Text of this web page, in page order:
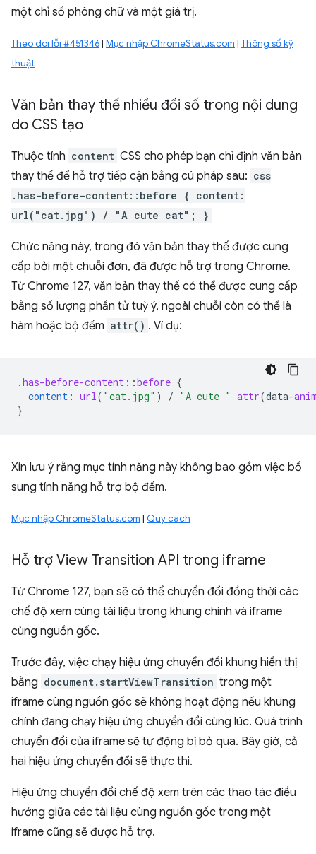
một chỉ số phông chữ và một giá trị.
Theo dõi lỗi #451346| Mục nhập ChromeStatus.com | Thông số kỹ
thuật
Văn bản thay thế nhiều đối số trong nội dung
do CSS tạo
Thuộc tính content CSS cho phép bạn chỉ định văn bản
thay thế để hỗ trợ tiếp cận bằng cú pháp sau: css
.has-before-content::before { content:
url("cat.jpg") / "A cute cat"; }
Chức năng này, trong đó văn bản thay thế được cung
cấp bởi một chuỗi đơn, đã được hỗ trợ trong Chrome.
Từ Chrome 127, văn bản thay thế có thể được cung cấp
bằng số lượng phần tử tuỳ ý, ngoài chuỗi còn có thể là
hàm hoặc bộ đếm attr() . Ví dụ:
.has-before-content ::before {
content : url( "cat.jpg" ) / "A cute " attr(data-
}
Xin lưu ý rằng mục tính năng này không bao gồm việc bổ
sung tính năng hỗ trợ bộ đếm.
Mục nhập ChromeStatus.com | Quy cách
Hỗ trợ View Transition API trong iframe
Từ Chrome 127, bạn sẽ có thể chuyển đổi đồng thời các
chế độ xem cùng tài liệu trong khung chính và iframe
cùng nguồn gốc.
Trước đây, việc chạy hiệu ứng chuyển đổi khung hiển thị
bằng document.startViewTransition trong một
iframe cùng nguồn gốc sẽ không hoạt động nếu khung
chính đang chạy hiệu ứng chuyển đổi cùng lúc. Quá trình
chuyển đổi của iframe sẽ tự động bị bỏ qua. Bây giờ, cả
hai hiệu ứng chuyển đổi sẽ thực thi.
Hiệu ứng chuyển đổi chế độ xem trên các thao tác điều
hướng giữa các tài liệu cùng nguồn gốc trong một
iframe cũng sẽ được hỗ trợ.